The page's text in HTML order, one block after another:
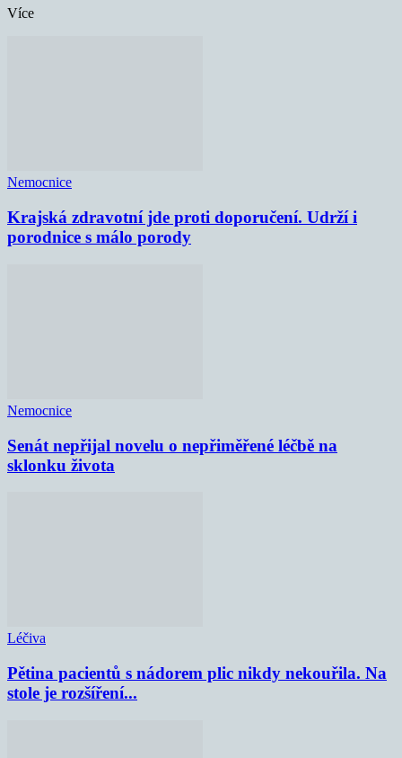
Více
Nemocnice
Krajská zdravotní jde proti doporučení. Udrží i
porodnice s málo porody
Nemocnice
Senát nepřijal novelu o nepřiměřené léčbě na
sklonku života
Léčiva
Pětina pacientů s nádorem plic nikdy nekouřila. Na
stole je rozšíření...